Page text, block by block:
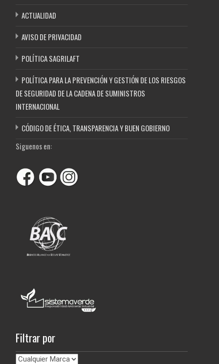
ACTUALIDAD
AVISO DE PRIVACIDAD
POLÍTICA SAGRILAFT
POLÍTICA PARA LA PREVENCIÓN Y GESTIÓN DE LOS RIESGOS
DE SEGURIDAD DE LA CADENA DE SUMINISTROS
INTERNACIONAL
CÓDIGO DE ÉTICA, TRANSPARENCIA Y BUEN GOBIERNO
Siguenos en:
Filtrar por